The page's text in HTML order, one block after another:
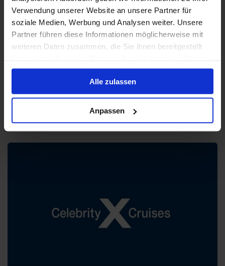
Verwendung unserer Website an unsere Partner für
soziale Medien, Werbung und Analysen weiter. Unsere
Partner führen diese Informationen möglicherweise mit
weiteren Daten zusammen, die Sie ihnen bereitgestellt
gesammelt haben.
Alle zulassen
Anpassen
Carnival Cruise Line
165 €
Fahrgebiete:Nordamerika, Karibik, Vereinigte Staaten,
Bordsprachen:Englisch